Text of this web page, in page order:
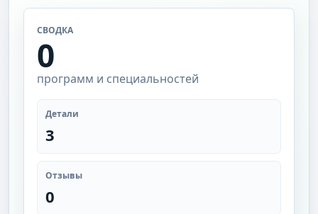
СВОДКА
0
программ и специальностей
Детали
3
Отзывы
0